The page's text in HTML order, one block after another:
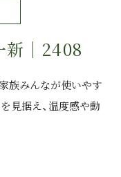
新｜2408
族みんなが使いやす
見据え、温度感や動